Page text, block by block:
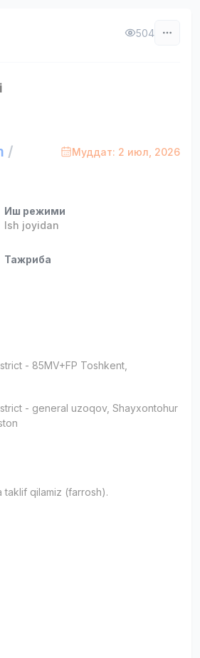
504
/ Муддат: 2 июл, 2026
Иш режими
Ish joyidan
Тажриба
- 85MV+FP Тоshkent,
- general uzoqov, Shayxontohur
taklif qilamiz (farrosh).